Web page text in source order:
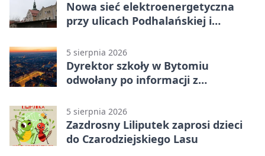
Nowa sieć elektroenergetyczna
przy ulicach Podhalańskiej i
5 sierpnia 2026
Dyrektor szkoły w Bytomiu
odwołany po informacji z
5 sierpnia 2026
Zazdrosny Liliputek zaprosi dzieci
do Czarodziejskiego Lasu